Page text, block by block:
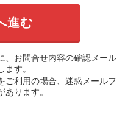
、お問合せ内容の確認メール
ます。
利用の場合、迷惑メールフ
あります。